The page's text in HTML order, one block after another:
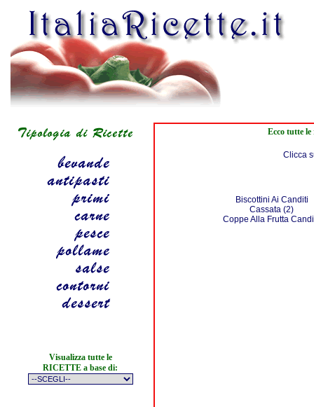
Visualizza tutte le
RICETTE a base di:
Ecco tutte
Clicca
Biscottini Ai Canditi
Cassata (2)
Coppe Alla Frutta